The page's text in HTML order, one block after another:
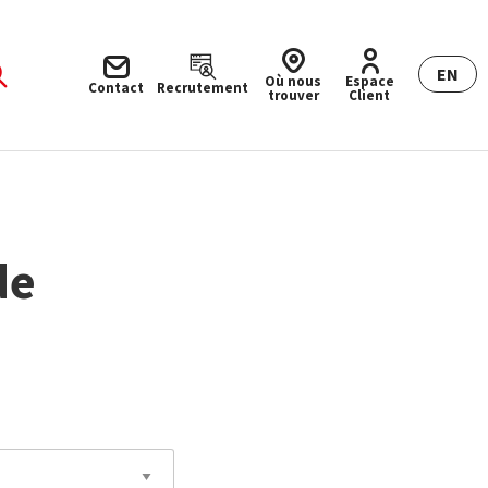
Contact Recrutement Où nous
trouver
Espace
Client
EN